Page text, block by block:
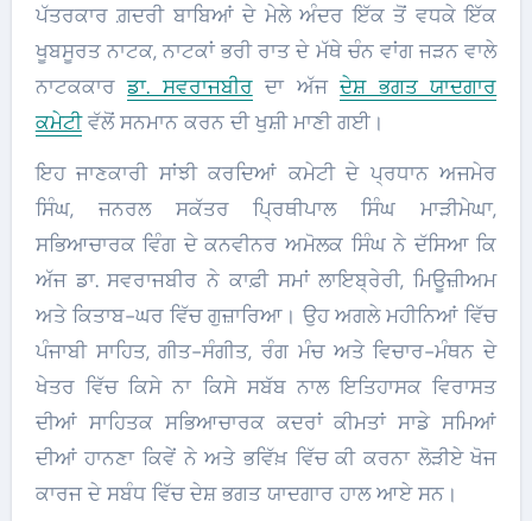
ਪੱਤਰਕਾਰ ਗ਼ਦਰੀ ਬਾਬਿਆਂ ਦੇ ਮੇਲੇ ਅੰਦਰ ਇੱਕ ਤੋਂ ਵਧਕੇ ਇੱਕ
ਖੂਬਸੂਰਤ ਨਾਟਕ, ਨਾਟਕਾਂ ਭਰੀ ਰਾਤ ਦੇ ਮੱਥੇ ਚੰਨ ਵਾਂਗ ਜੜਨ ਵਾਲੇ
ਨਾਟਕਕਾਰਡਾ. ਸਵਰਾਜਬੀਰਦਾ ਅੱਜਦੇਸ਼ ਭਗਤ ਯਾਦਗਾਰ
ਕਮੇਟੀਵੱਲੋਂ ਸਨਮਾਨ ਕਰਨ ਦੀ ਖੁਸ਼ੀ ਮਾਣੀ ਗਈ।
ਇਹ ਜਾਣਕਾਰੀ ਸਾਂਝੀ ਕਰਦਿਆਂ ਕਮੇਟੀ ਦੇ ਪ੍ਰਧਾਨ ਅਜਮੇਰ
ਸਿੰਘ, ਜਨਰਲ ਸਕੱਤਰ ਪ੍ਰਿਥੀਪਾਲ ਸਿੰਘ ਮਾੜੀਮੇਘਾ,
ਸਭਿਆਚਾਰਕ ਵਿੰਗ ਦੇ ਕਨਵੀਨਰ ਅਮੋਲਕ ਸਿੰਘ ਨੇ ਦੱਸਿਆ ਕਿ
ਅੱਜ ਡਾ. ਸਵਰਾਜਬੀਰ ਨੇ ਕਾਫ਼ੀ ਸਮਾਂ ਲਾਇਬ੍ਰੇਰੀ, ਮਿਊਜ਼ੀਅਮ
ਅਤੇ ਕਿਤਾਬ-ਘਰ ਵਿੱਚ ਗੁਜ਼ਾਰਿਆ। ਉਹ ਅਗਲੇ ਮਹੀਨਿਆਂ ਵਿੱਚ
ਪੰਜਾਬੀ ਸਾਹਿਤ, ਗੀਤ-ਸੰਗੀਤ, ਰੰਗ ਮੰਚ ਅਤੇ ਵਿਚਾਰ-ਮੰਥਨ ਦੇ
ਖੇਤਰ ਵਿੱਚ ਕਿਸੇ ਨਾ ਕਿਸੇ ਸਬੱਬ ਨਾਲ ਇਤਿਹਾਸਕ ਵਿਰਾਸਤ
ਦੀਆਂ ਸਾਹਿਤਕ ਸਭਿਆਚਾਰਕ ਕਦਰਾਂ ਕੀਮਤਾਂ ਸਾਡੇ ਸਮਿਆਂ
ਦੀਆਂ ਹਾਨਣਾ ਕਿਵੇਂ ਨੇ ਅਤੇ ਭਵਿੱਖ਼ ਵਿੱਚ ਕੀ ਕਰਨਾ ਲੋੜੀਏ ਖੋਜ
ਕਾਰਜ ਦੇ ਸਬੰਧ ਵਿੱਚ ਦੇਸ਼ ਭਗਤ ਯਾਦਗਾਰ ਹਾਲ ਆਏ ਸਨ।